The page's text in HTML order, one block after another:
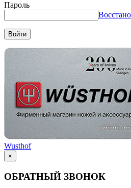
Пароль
Войти
Wusthof
×
ОБРАТНЫЙ ЗВОНОК